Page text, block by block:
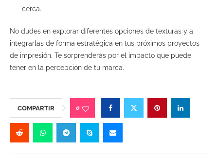
cerca.
No dudes en explorar diferentes opciones de texturas y a
integrarlas de forma estratégica en tus próximos proyectos
de impresión. Te sorprenderás por el impacto que puede
tener en la percepción de tu marca.
COMPARTIR 0